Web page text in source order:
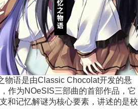
物语是由Classic Chocolat开发的悬
作为NOeSIS三部曲的首部作品，它
和记忆解谜为核心要素，讲述的是校